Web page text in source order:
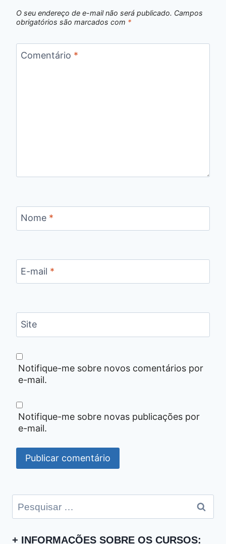
O seu endereço de e-mail não será publicado. Campos
obrigatórios são marcados com *
Comentário *
Nome *
E-mail *
Site
Notifique-me sobre novos comentários por
e-mail.
Notifique-me sobre novas publicações por
e-mail.
Pesquisar
por:
+ INFORMAÇÕES SOBRE OS CURSOS: